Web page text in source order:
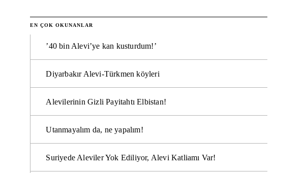
EN ÇOK OKUNANLAR
’40 bin Alevi’ye kan kusturdum!’
Diyarbakır Alevi-Türkmen köyleri
Alevilerinin Gizli Payitahtı Elbistan!
Utanmayalım da, ne yapalım!
Suriyede Aleviler Yok Ediliyor, Alevi Katliamı Var!